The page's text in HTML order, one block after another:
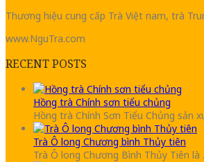
Thương hiệu cung cấp Trà Việt nam, trà
www.NguTra.com
RECENT POSTS
Hồng trà Chính sơn tiểu chủng
Hồng trà Chính Sơn Tiểu Chủng sản
Trà Ô long Chương bình Thủy tiên
Trà Ô long Chương Bình Thủy Tiên là